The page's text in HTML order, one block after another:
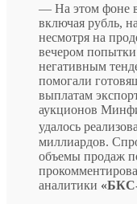
— На этом фоне
включая рубль,
несмотря на
вечером попытки
негативным
помогали
выплатам
аукционов
удалось
миллиардов.
объемы продаж
аналитики «БКС-